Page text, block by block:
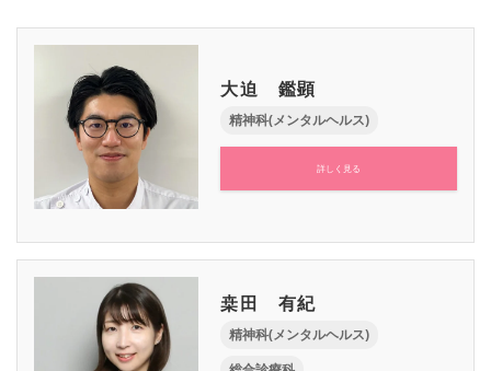
大迫 鑑顕
精神科(メンタルヘルス)
詳しく見る
桒田 有紀
精神科(メンタルヘルス)